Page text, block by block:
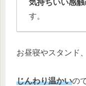
気持ちいい感
す。
お昼寝やスタンド
じんわり温かいの